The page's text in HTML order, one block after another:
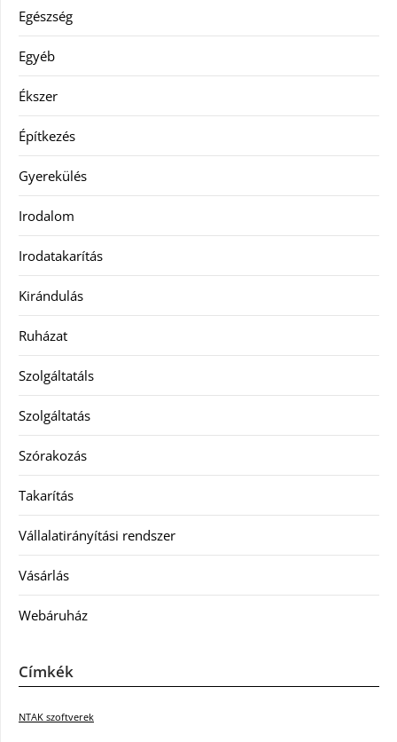
Egészség
Egyéb
Ékszer
Építkezés
Gyerekülés
Irodalom
Irodatakarítás
Kirándulás
Ruházat
Szolgáltatáls
Szolgáltatás
Szórakozás
Takarítás
Vállalatirányítási rendszer
Vásárlás
Webáruház
Címkék
NTAK szoftverek